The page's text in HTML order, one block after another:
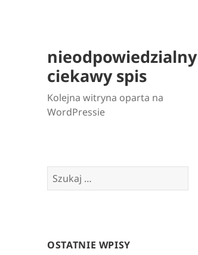
nieodpowiedzialny
ciekawy spis
Kolejna witryna oparta na
WordPressie
Szukaj:
OSTATNIE WPISY